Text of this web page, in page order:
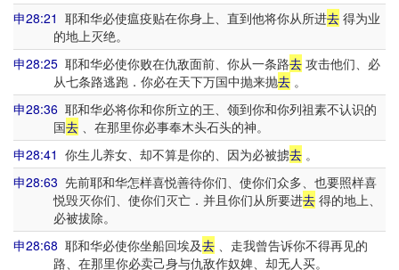
申28:21 耶和华必使瘟疫贴在你身上、直到他将你从所进去 得为业
的地上灭绝。
申28:25 耶和华必使你败在仇敌面前、你从一条路去 攻击他们、必
从七条路逃跑．你必在天下万国中抛来抛去。
申28:36 耶和华必将你和你所立的王、领到你和你列祖素不认识的
国去、在那里你必事奉木头石头的神。
申28:41 你生儿养女、却不算是你的、因为必被掳去 。
申28:63 先前耶和华怎样喜悦善待你们、使你们众多、也要照样喜
悦毁灭你们、使你们灭亡．并且你们从所要进去得的地上、
必被拔除。
申28:68 耶和华必使你坐船回埃及去 、走我曾告诉你不得再见的
路、在那里你必卖己身与仇敌作奴婢、却无人买。